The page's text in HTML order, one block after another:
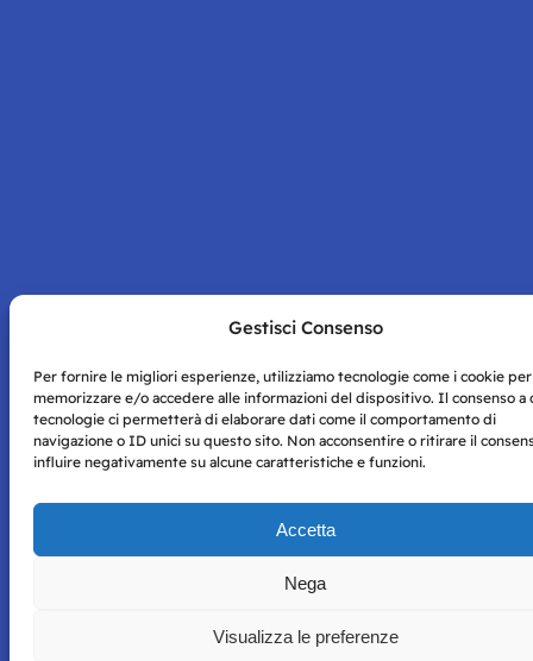
Gestisci Consenso
Per fornire le migliori esperienze, utilizziamo tecnologie come i cookie per
memorizzare e/o accedere alle informazioni del dispositivo. Il consenso a
tecnologie ci permetterà di elaborare dati come il comportamento di
navigazione o ID unici su questo sito. Non acconsentire o ritirare il
influire negativamente su alcune caratteristiche e funzioni.
Accetta
Nega
Visualizza le preferenze